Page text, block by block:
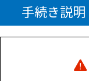
手続き説明